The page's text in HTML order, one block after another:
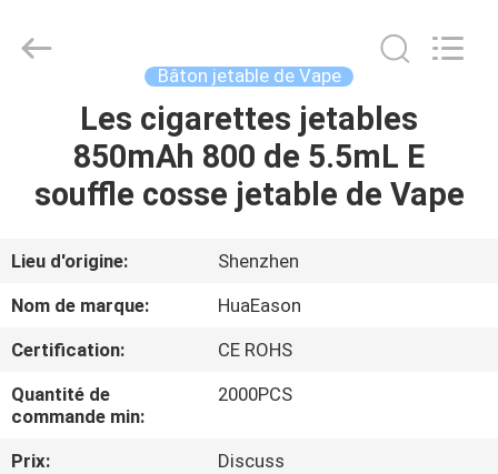
MAISON
PRODUITS
VIDÉOS
SUJET
DE
NOUS
Vape
Fournisseur.
huaeason.com.
Reserved.
Developed
Bâton jetable de Vape
Les cigarettes jetables
850mAh 800 de 5.5mL E
souffle cosse jetable de Vape
Lieu d'origine:
Shenzhen
Nom de marque:
HuaEason
Certification:
CE ROHS
Quantité de
commande min:
2000PCS
Prix:
Discuss